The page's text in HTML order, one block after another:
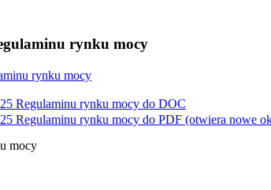
rynku mocy
rynku mocy
Regulaminu rynku mocy do DOC
Regulaminu rynku mocy do PDF (otwiera nowe
mocy